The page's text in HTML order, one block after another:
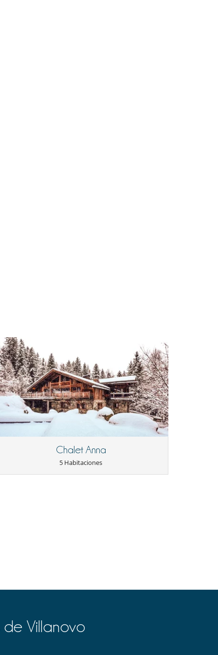
Chalet Anna
5 Habitaciones
de Villanovo